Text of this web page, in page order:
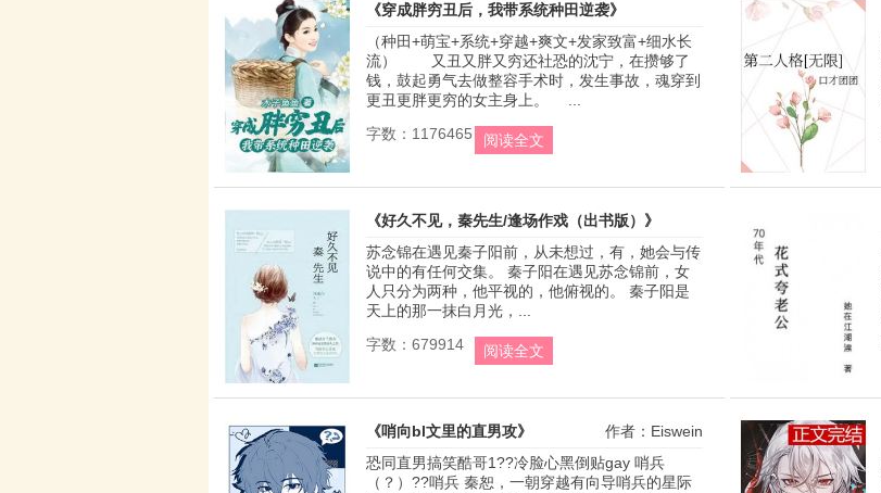
《穿成胖穷丑后，我带系统种田逆袭》
作者：木子鱼鱼
（种田+萌宝+系统+穿越+爽文+发家致富+细水长
流） 又丑又胖又穷还社恐的沈宁，在攒够了
钱，鼓起勇气去做整容手术时，发生事故，魂穿到
更丑更胖更穷的女主身上。 ...
字数：1176465
阅读全文
《好久不见，秦先生/逢场作戏（出书版）》
作者：风染白
苏念锦在遇见秦子阳前，从未想过，有，她会与传
说中的有任何交集。 秦子阳在遇见苏念锦前，女
人只分为两种，他平视的，他俯视的。 秦子阳是
天上的那一抹白月光，...
字数：679914
阅读全文
《哨向bl文里的直男攻》
作者：Eiswein
恐同直男搞笑酷哥1??冷脸心黑倒贴gay 哨兵
（？）??哨兵 秦恕，一朝穿越有向导哨兵的星际